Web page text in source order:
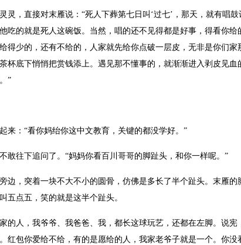
，直接对末雁说：“死人下葬第七日叫‘过七’，那天，就有唱
吃的就是死人这碗饭。当然，唱的还不见得都是好事，得看你
得少的，还有不给的，人家就先给你点破一层皮，无非是你们
杯底下悄悄把赏钱添上。遇见那不懂事的，就渐渐进入剥皮见
”
：“看你妈绐你这中文教育，关键的都没学好。”
往下追问了。“妈妈你看百川哥哥的脚趾头，和你一样呢。”
，突着一块不大不小的圆骨，仿佛是多长了半个趾头。末雁的
五点五，笑的就是这半个趾头。
人，我爷爷、我爸爸、我，都长这球玩艺，还都在左脚。说宪
红包你爱给不给，有的是愿给的人，我家老爷子就是一个。你